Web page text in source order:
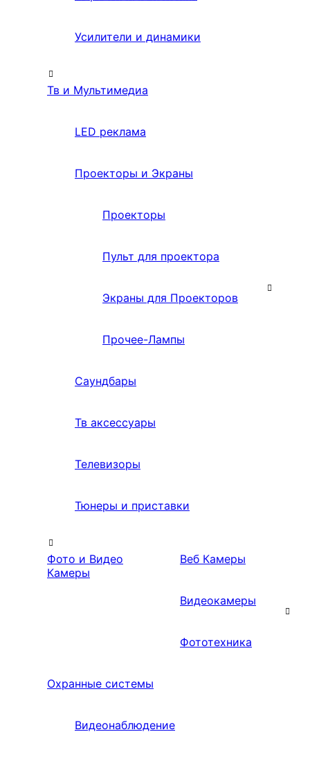
Усилители и динамики
Тв и Мультимедиа
LED реклама
Проекторы и Экраны
Проекторы
Пульт для проектора
Экраны для Проекторов
Прочее-Лампы
Саундбары
Тв аксессуары
Телевизоры
Тюнеры и приставки
Фото и Видео
Камеры
Веб Камеры
Видеокамеры
Фототехника
Охранные системы
Видеонаблюдение